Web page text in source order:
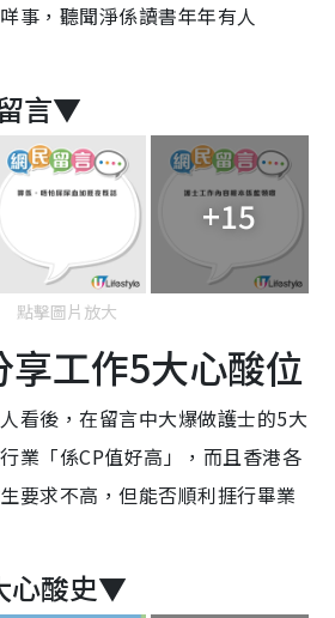
事，聽聞淨係讀書年年有人
言▼
+15
點擊圖片放大
享工作5大心酸位
看後，在留言中大爆做護士的5大
業「係CP值好高」，而且香港各
要求不高，但能否順利捱行畢業
心酸史▼